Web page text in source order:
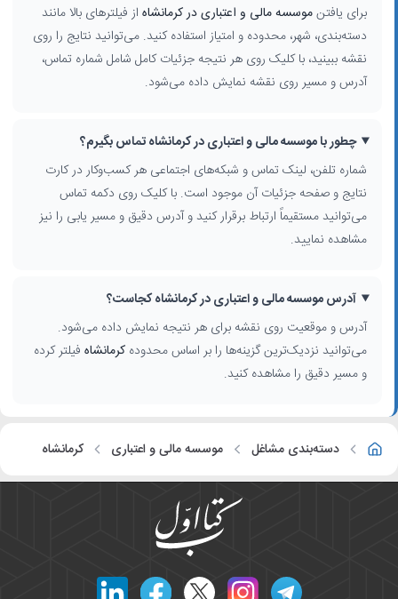
برای یافتنموسسه مالی و اعتباری در کرمانشاه از فیلترهای بالا مانند
دسته‌بندی، شهر، محدوده و امتیاز استفاده کنید. می‌توانید نتایج را روی
نقشه ببینید، با کلیک روی هر نتیجه جزئیات کامل شامل شماره تماس،
آدرس و مسیر روی نقشه نمایش داده می‌شود.
چطور با موسسه مالی و اعتباری در کرمانشاه تماس بگیرم؟
شماره تلفن، لینک تماس و شبکه‌های اجتماعی هر کسب‌وکار در کارت
نتایج و صفحه جزئیات آن موجود است. با کلیک روی دکمه تماس
می‌توانید مستقیماً ارتباط برقرار کنید و آدرس دقیق و مسیر یابی را نیز
مشاهده نمایید.
آدرس موسسه مالی و اعتباری در کرمانشاه کجاست؟
آدرس و موقعیت روی نقشه برای هر نتیجه نمایش داده می‌شود.
می‌توانید نزدیک‌ترین گزینه‌ها را بر اساس محدودهکرمانشاه فیلتر کرده
و مسیر دقیق را مشاهده کنید.
دسته‌بندی مشاغل موسسه مالی و اعتباری کرمانشاه